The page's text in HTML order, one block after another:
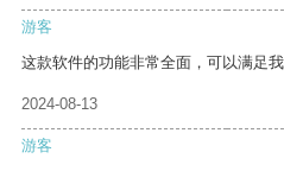
游客
这款软件的功能非常全面，可以满足我
2024-08-13
游客